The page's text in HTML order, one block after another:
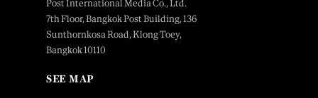
Post International Media Co., Ltd.
7th Floor, Bangkok Post Building, 136
Sunthornkosa Road, Klong Toey,
Bangkok 10110
SEE MAP